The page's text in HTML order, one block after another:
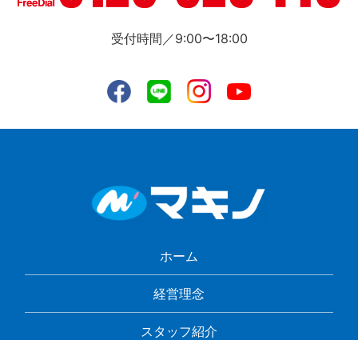
受付時間／9:00〜18:00
ホーム
経営理念
スタッフ紹介